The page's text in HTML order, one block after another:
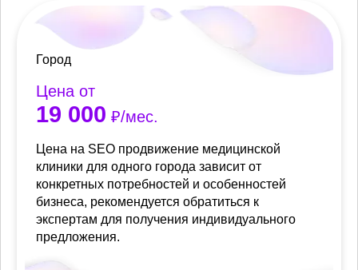
Город
Цена от
19 000 ₽/мес.
Цена на SEO продвижение медицинской
клиники для одного города зависит от
конкретных потребностей и особенностей
бизнеса, рекомендуется обратиться к
экспертам для получения индивидуального
предложения.